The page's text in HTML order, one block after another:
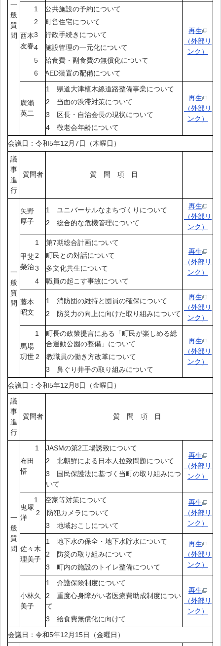
一
般
質
問 西本
友春
1 公共施設の予約について
2 町営住宅について
3 行政手続きについて
4 施設管理の一元化について
5 給食費・副食費の無償化について
6 AED装置の配備について
再生
（外部リ
ンク）
廣瀨
英二
1 県道大津植木線道路整備事業について
2 当面の渋滞対策について
3 区長・自治会長の現状について
4 敬老会年齢について
再生
（外部リ
ンク）
会議日：令和5年12月7日（木曜日）
議
事
進
行
質問者 質 問 項 目
一
般
質
問
矢野
厚子
1 ユニバーサルなまちづくりについて
2 総合的な危機管理について
再生
（外部リ
ンク）
甲斐
榮治
1 第7期総合計画について
2 町民との対話について
3 多文化共生について
4 職員の起こす事故について
再生
（外部リ
ンク）
藤本
昭文
1 消防団の維持と団員の確保について
2 防災力の向上に向けた取り組みについて
再生
（外部リ
ンク）
馬場
㓛世
1 町長の政策提言にある「町民が楽しめる総
合運動公園の整備」について
2 教職員の働き方改革について
3 鼻ぐり井手の取り組みについて
再生
（外部リ
ンク）
会議日：令和5年12月8日（金曜日）
議
事
進
行
質問者 質 問 項 目
一
般
質
問
布田
悟
1 JASMの第2工場誘致について
2 北朝鮮による日本人拉致問題について
3 国民保護法に基づく当町の取り組みにつ
いて
再生
（外部リ
ンク）
鬼塚
洋
1 空家等対策について
2 防犯カメラについて
3 地域おこしについて
再生
（外部リ
ンク）
佐々木
理美子
1 地下水の保全・地下水貯水について
2 防災の取り組みについて
3 町内の施設のトイレ整備について
再生
（外部リ
ンク）
小林久
美子
1 介護保険制度について
2 重度心身障がい者医療費助成制度につい
て
3 給食費無償化に向けて
再生
（外部リ
ンク）
会議日：令和5年12月15日（金曜日）